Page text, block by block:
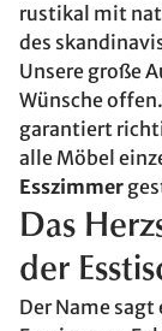
rustikal mit
des
Unsere große
Wünsche
garantiert
alle Möbel
Esszimmer
Das
der
Der Name sagt